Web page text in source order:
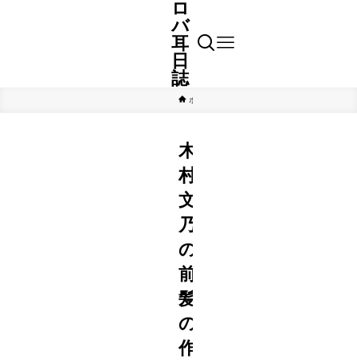
ロ
バ
耳
日
誌
ホーム
木
村
文
乃
の
前
髪
の
作